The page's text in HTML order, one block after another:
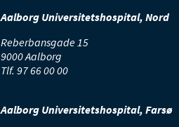
Aalborg Universitetshospital, Nord
Reberbansgade 15
9000 Aalborg
Tlf. 97 66 00 00
Aalborg Universitetshospital, Farsø